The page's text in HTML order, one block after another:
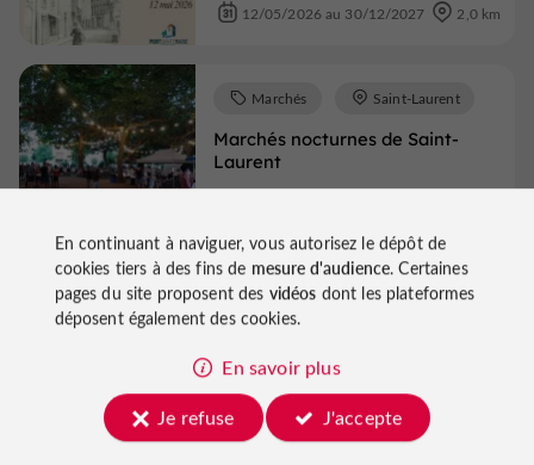
12/05/2026 au 30/12/2027 2,0 km
Marchés nocturnes de Saint-
Laurent
Marchés Saint-Laurent
Voir tous les événements
En continuant à naviguer, vous autorisez le dépôt de
cookies tiers à des fins de mesure d'audience. Certaines
pages du site proposent des vidéos dont les plateformes
déposent également des cookies.
En savoir plus
Je refuse
J'accepte